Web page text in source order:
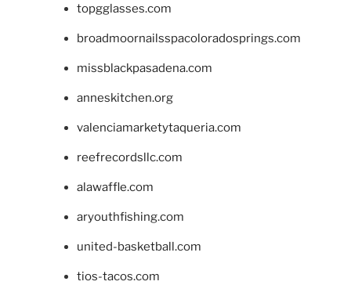
topgglasses.com
broadmoornailsspacoloradosprings.com
missblackpasadena.com
anneskitchen.org
valenciamarketytaqueria.com
reefrecordsllc.com
alawaffle.com
aryouthfishing.com
united-basketball.com
tios-tacos.com